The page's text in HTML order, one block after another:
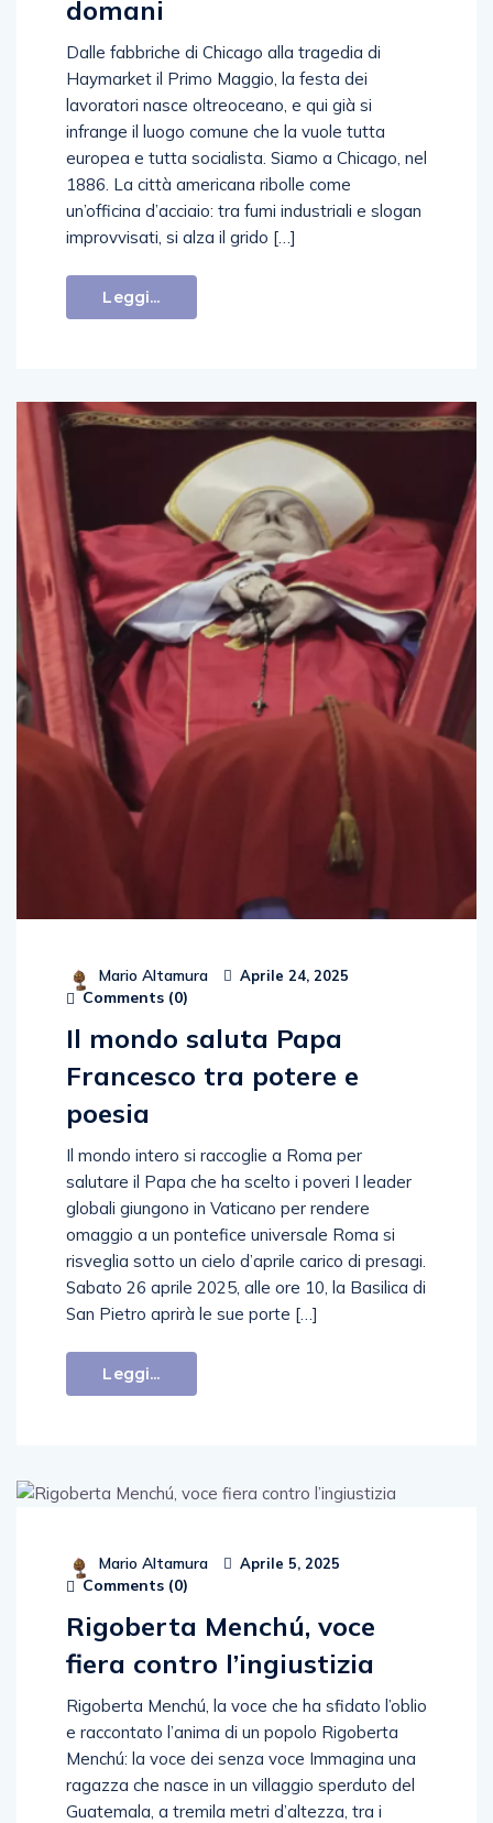
domani
Dalle fabbriche di Chicago alla tragedia di
Haymarket il Primo Maggio, la festa dei
lavoratori nasce oltreoceano, e qui già si
infrange il luogo comune che la vuole tutta
europea e tutta socialista. Siamo a Chicago, nel
1886. La città americana ribolle come
un’officina d’acciaio: tra fumi industriali e slogan
improvvisati, si alza il grido […]
Leggi...
Mario Altamura Aprile 24, 2025
Comments (0)
Il mondo saluta Papa
Francesco tra potere e
poesia
Il mondo intero si raccoglie a Roma per
salutare il Papa che ha scelto i poveri I leader
globali giungono in Vaticano per rendere
omaggio a un pontefice universale Roma si
risveglia sotto un cielo d’aprile carico di presagi.
Sabato 26 aprile 2025, alle ore 10, la Basilica di
San Pietro aprirà le sue porte […]
Leggi...
Mario Altamura Aprile 5, 2025
Comments (0)
Rigoberta Menchú, voce
fiera contro l’ingiustizia
Rigoberta Menchú, la voce che ha sfidato l’oblio
e raccontato l’anima di un popolo Rigoberta
Menchú: la voce dei senza voce Immagina una
ragazza che nasce in un villaggio sperduto del
Guatemala, a tremila metri d’altezza, tra i